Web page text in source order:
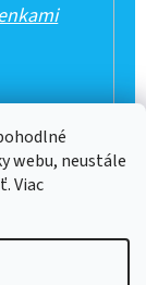
webu, neustále
Viac